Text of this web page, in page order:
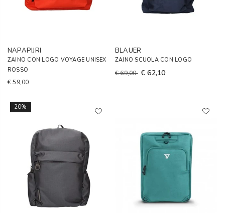
NAPAPIJRI
ZAINO CON LOGO VOYAGE UNISEX
ROSSO
€ 59,00
BLAUER
ZAINO SCUOLA CON LOGO
€ 69,00 € 62,10
20%